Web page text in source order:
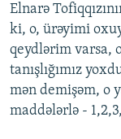
Elnarə
ki, o, ürəyimi
qeydlərim varsa,
tanışlığımız
mən demişəm, o
maddələrlə -